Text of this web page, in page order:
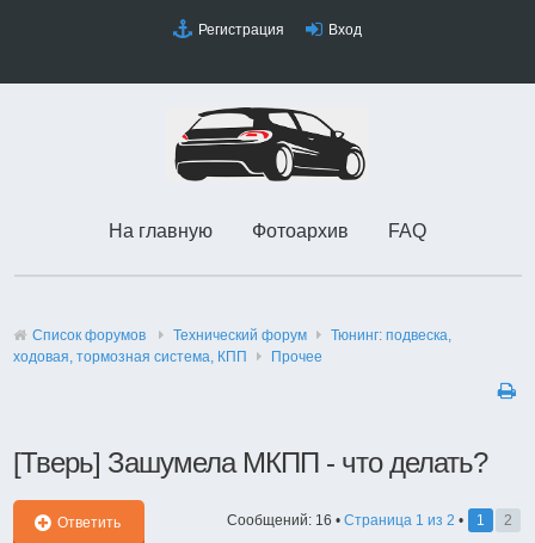
Регистрация Вход
На главную Фотоархив FAQ
Список форумов Технический форyм
Тюнинг: подвеска,
ходовая, тормозная система, КПП
Прочее
[Тверь] Зашумела МКПП - что делать?
Ответить Сообщений: 16 • Страница 1 из 2 • 1 2